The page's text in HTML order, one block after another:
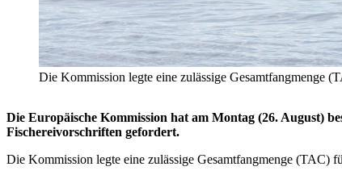
Die Kommission legte eine zulässige Gesamtfangmenge
Die Europäische Kommission hat am Montag (26. August)
Fischereivorschriften gefordert.
Die Kommission legte eine zulässige Gesamtfangmenge